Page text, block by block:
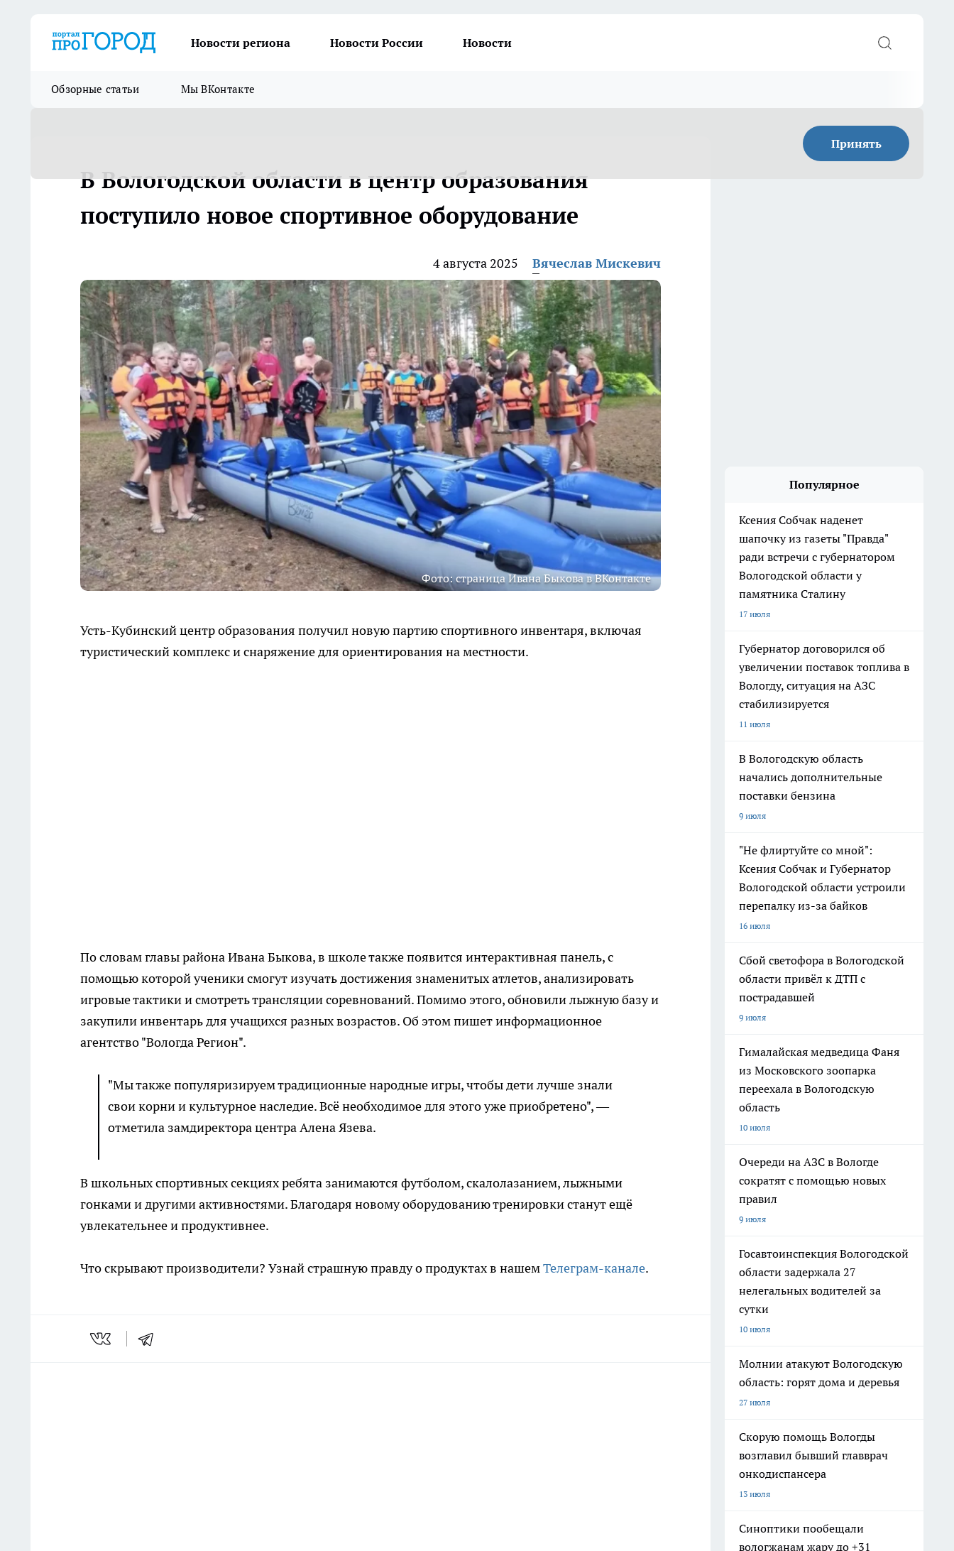
Новости региона Новости России Новости
Обзорные статьи Мы ВКонтакте
Принять
В Вологодской области в центр образования
поступило новое спортивное оборудование
4 августа 2025 Вячеслав Мискевич
Фото: страница Ивана Быкова в ВКонтакте
Усть-Кубинский центр образования получил новую партию спортивного инвентаря, включая
туристический комплекс и снаряжение для ориентирования на местности.
По словам главы района Ивана Быкова, в школе также появится интерактивная панель, с
помощью которой ученики смогут изучать достижения знаменитых атлетов, анализировать
игровые тактики и смотреть трансляции соревнований. Помимо этого, обновили лыжную базу и
закупили инвентарь для учащихся разных возрастов. Об этом пишет информационное
агентство "Вологда Регион".
"Мы также популяризируем традиционные народные игры, чтобы дети лучше знали
свои корни и культурное наследие. Всё необходимое для этого уже приобретено", —
отметила замдиректора центра Алена Язева.
В школьных спортивных секциях ребята занимаются футболом, скалолазанием, лыжными
гонками и другими активностями. Благодаря новому оборудованию тренировки станут ещё
увлекательнее и продуктивнее.
Что скрывают производители? Узнай страшную правду о продуктах в нашемТелеграм-канале.
Популярное
Ксения Собчак наденет
шапочку из газеты "Правда"
ради встречи с губернатором
Вологодской области у
памятника Сталину
17 июля
Губернатор договорился об
увеличении поставок топлива в
Вологду, ситуация на АЗС
стабилизируется
11 июля
В Вологодскую область
начались дополнительные
поставки бензина
9 июля
"Не флиртуйте со мной":
Ксения Собчак и Губернатор
Вологодской области устроили
перепалку из-за байков
16 июля
Сбой светофора в Вологодской
области привёл к ДТП с
пострадавшей
9 июля
Гималайская медведица Фаня
из Московского зоопарка
переехала в Вологодскую
область
10 июля
Очереди на АЗС в Вологде
сократят с помощью новых
правил
9 июля
Госавтоинспекция Вологодской
области задержала 27
нелегальных водителей за
сутки
10 июля
Молнии атакуют Вологодскую
область: горят дома и деревья
27 июля
Скорую помощь Вологды
возглавил бывший главврач
онкодиспансера
13 июля
Синоптики пообещали
вологжанам жару до +31